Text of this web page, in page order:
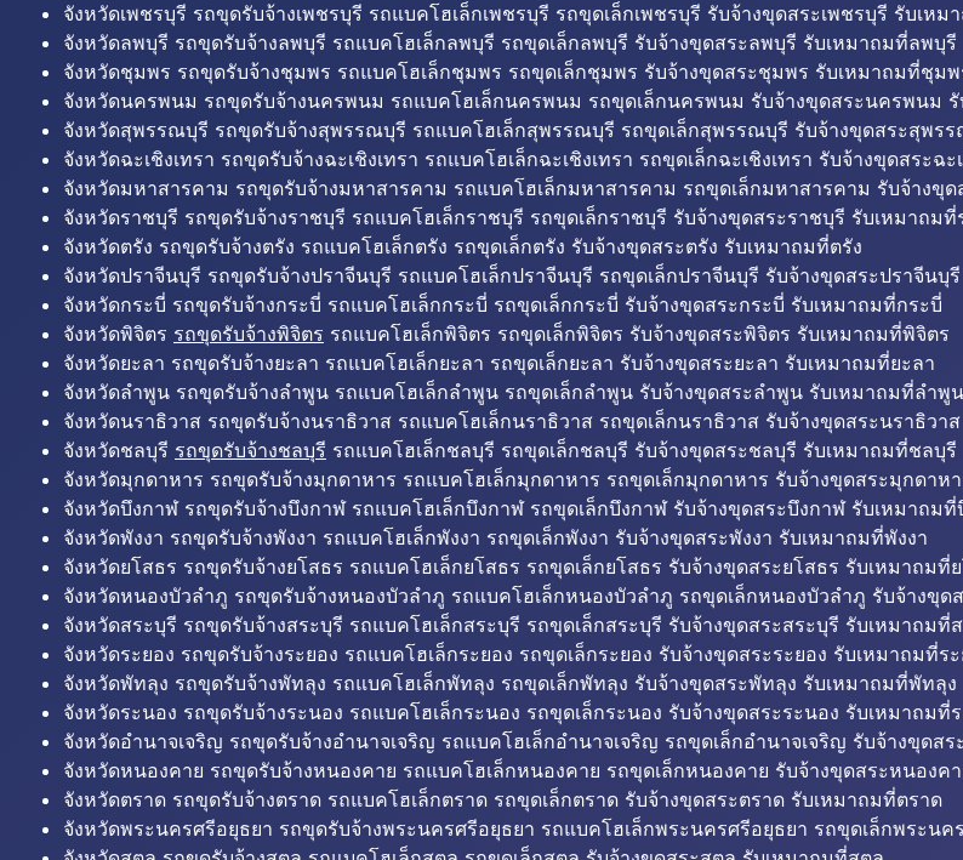
จังหวัดเพชรบุรี รถขุดรับจ้างเพชรบุรี รถแบคโฮเล็กเพชรบุรี รถขุดเล็กเพชรบุรี รับจ้างขุดสระเพชรบุรี รับเหม
จังหวัดลพบุรี รถขุดรับจ้างลพบุรี รถแบคโฮเล็กลพบุรี รถขุดเล็กลพบุรี รับจ้างขุดสระลพบุรี รับเหมาถมที่ลพบุรี
จังหวัดชุมพร รถขุดรับจ้างชุมพร รถแบคโฮเล็กชุมพร รถขุดเล็กชุมพร รับจ้างขุดสระชุมพร รับเหมาถมที่ชุมพ
จังหวัดนครพนม รถขุดรับจ้างนครพนม รถแบคโฮเล็กนครพนม รถขุดเล็กนครพนม รับจ้างขุดสระนครพนม
จังหวัดสุพรรณบุรี รถขุดรับจ้างสุพรรณบุรี รถแบคโฮเล็กสุพรรณบุรี รถขุดเล็กสุพรรณบุรี รับจ้างขุดสระสุพร
จังหวัดฉะเชิงเทรา รถขุดรับจ้างฉะเชิงเทรา รถแบคโฮเล็กฉะเชิงเทรา รถขุดเล็กฉะเชิงเทรา รับจ้างขุดสระฉ
จังหวัดมหาสารคาม รถขุดรับจ้างมหาสารคาม รถแบคโฮเล็กมหาสารคาม รถขุดเล็กมหาสารคาม รับจ้างขุ
จังหวัดราชบุรี รถขุดรับจ้างราชบุรี รถแบคโฮเล็กราชบุรี รถขุดเล็กราชบุรี รับจ้างขุดสระราชบุรี รับเหมาถมที่
จังหวัดตรัง รถขุดรับจ้างตรัง รถแบคโฮเล็กตรัง รถขุดเล็กตรัง รับจ้างขุดสระตรัง รับเหมาถมที่ตรัง
จังหวัดปราจีนบุรี รถขุดรับจ้างปราจีนบุรี รถแบคโฮเล็กปราจีนบุรี รถขุดเล็กปราจีนบุรี รับจ้างขุดสระปราจีนบุ
จังหวัดกระบี่ รถขุดรับจ้างกระบี่ รถแบคโฮเล็กกระบี่ รถขุดเล็กกระบี่ รับจ้างขุดสระกระบี่ รับเหมาถมที่กระบี่
จังหวัดพิจิตร รถขุดรับจ้างพิจิตร รถแบคโฮเล็กพิจิตร รถขุดเล็กพิจิตร รับจ้างขุดสระพิจิตร รับเหมาถมที่พิจิตร
จังหวัดยะลา รถขุดรับจ้างยะลา รถแบคโฮเล็กยะลา รถขุดเล็กยะลา รับจ้างขุดสระยะลา รับเหมาถมที่ยะลา
จังหวัดลำพูน รถขุดรับจ้างลำพูน รถแบคโฮเล็กลำพูน รถขุดเล็กลำพูน รับจ้างขุดสระลำพูน รับเหมาถมที่ลำพูน
จังหวัดนราธิวาส รถขุดรับจ้างนราธิวาส รถแบคโฮเล็กนราธิวาส รถขุดเล็กนราธิวาส รับจ้างขุดสระนราธิวา
จังหวัดชลบุรี รถขุดรับจ้างชลบุรี รถแบคโฮเล็กชลบุรี รถขุดเล็กชลบุรี รับจ้างขุดสระชลบุรี รับเหมาถมที่ชลบุรี
จังหวัดมุกดาหาร รถขุดรับจ้างมุกดาหาร รถแบคโฮเล็กมุกดาหาร รถขุดเล็กมุกดาหาร รับจ้างขุดสระมุกดาห
จังหวัดบึงกาฬ รถขุดรับจ้างบึงกาฬ รถแบคโฮเล็กบึงกาฬ รถขุดเล็กบึงกาฬ รับจ้างขุดสระบึงกาฬ รับเหมาถมที่
จังหวัดพังงา รถขุดรับจ้างพังงา รถแบคโฮเล็กพังงา รถขุดเล็กพังงา รับจ้างขุดสระพังงา รับเหมาถมที่พังงา
จังหวัดยโสธร รถขุดรับจ้างยโสธร รถแบคโฮเล็กยโสธร รถขุดเล็กยโสธร รับจ้างขุดสระยโสธร รับเหมาถมที่
จังหวัดหนองบัวลำภู รถขุดรับจ้างหนองบัวลำภู รถแบคโฮเล็กหนองบัวลำภู รถขุดเล็กหนองบัวลำภู รับจ้างขุ
จังหวัดสระบุรี รถขุดรับจ้างสระบุรี รถแบคโฮเล็กสระบุรี รถขุดเล็กสระบุรี รับจ้างขุดสระสระบุรี รับเหมาถมที่
จังหวัดระยอง รถขุดรับจ้างระยอง รถแบคโฮเล็กระยอง รถขุดเล็กระยอง รับจ้างขุดสระระยอง รับเหมาถมที่ระ
จังหวัดพัทลุง รถขุดรับจ้างพัทลุง รถแบคโฮเล็กพัทลุง รถขุดเล็กพัทลุง รับจ้างขุดสระพัทลุง รับเหมาถมที่พัทลุง
จังหวัดระนอง รถขุดรับจ้างระนอง รถแบคโฮเล็กระนอง รถขุดเล็กระนอง รับจ้างขุดสระระนอง รับเหมาถมที่
จังหวัดอำนาจเจริญ รถขุดรับจ้างอำนาจเจริญ รถแบคโฮเล็กอำนาจเจริญ รถขุดเล็กอำนาจเจริญ รับจ้างขุดส
จังหวัดหนองคาย รถขุดรับจ้างหนองคาย รถแบคโฮเล็กหนองคาย รถขุดเล็กหนองคาย รับจ้างขุดสระหนองค
จังหวัดตราด รถขุดรับจ้างตราด รถแบคโฮเล็กตราด รถขุดเล็กตราด รับจ้างขุดสระตราด รับเหมาถมที่ตราด
จังหวัดพระนครศรีอยุธยา รถขุดรับจ้างพระนครศรีอยุธยา รถแบคโฮเล็กพระนครศรีอยุธยา รถขุดเล็กพระน